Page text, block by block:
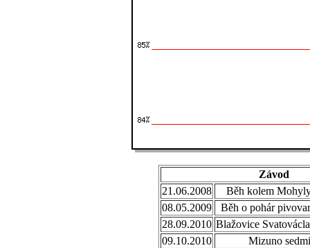
Závod
21.06.2008
Běh kolem
08.05.2009
Běh o pohár
28.09.2010 Blažovice
09.10.2010
Mizuno